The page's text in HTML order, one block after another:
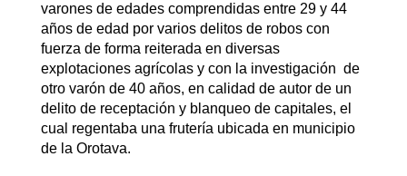
varones de edades comprendidas entre 29 y 44
años de edad por varios delitos de robos con
fuerza de forma reiterada en diversas
explotaciones agrícolas y con la investigación de
otro varón de 40 años, en calidad de autor de un
delito de receptación y blanqueo de capitales, el
cual regentaba una frutería ubicada en municipio
de la Orotava.